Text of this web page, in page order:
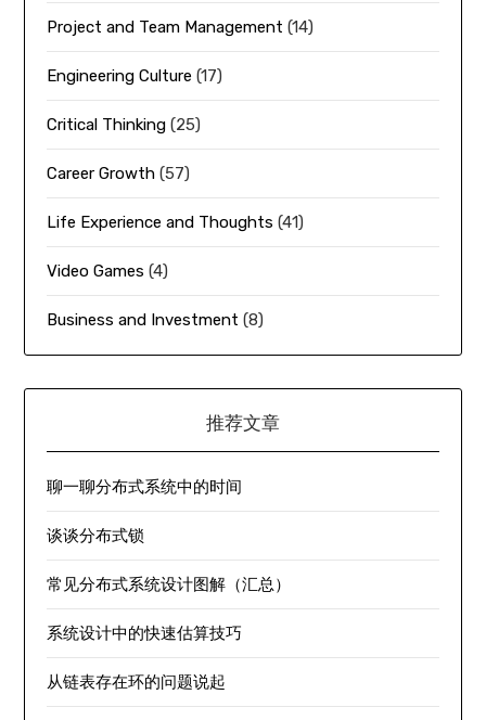
Project and Team Management (14)
Engineering Culture (17)
Critical Thinking (25)
Career Growth (57)
Life Experience and Thoughts (41)
Video Games (4)
Business and Investment (8)
推荐文章
聊一聊分布式系统中的时间
谈谈分布式锁
常见分布式系统设计图解（汇总）
系统设计中的快速估算技巧
从链表存在环的问题说起